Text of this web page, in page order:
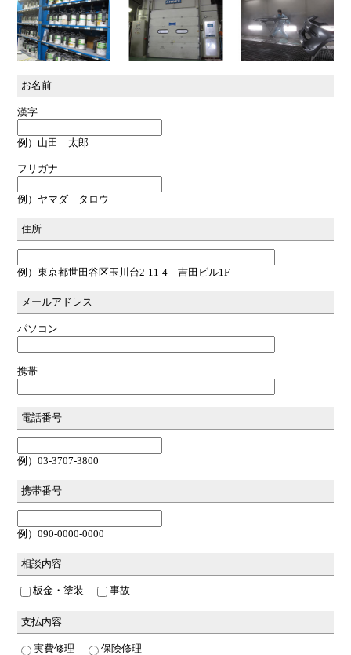
お名前
漢字
例）山田 太郎
フリガナ
例）ヤマダ タロウ
住所
例）東京都世田谷区玉川台2-11-4 吉田ビル1F
メールアドレス
パソコン
携帯
電話番号
例）03-3707-3800
携帯番号
例）090-0000-0000
相談内容
板金・塗装 事故
支払内容
実費修理 保険修理